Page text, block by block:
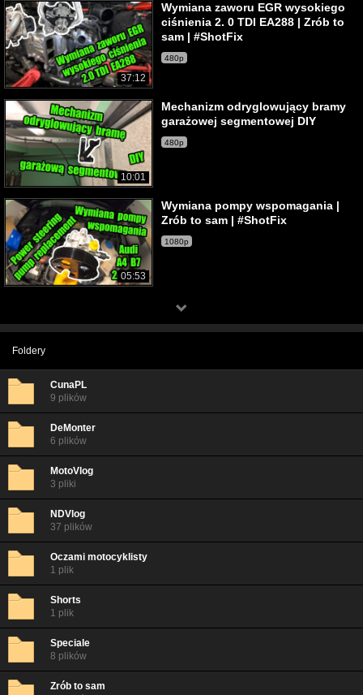
37:12
Wymiana zaworu EGR wysokiego
ciśnienia 2. 0 TDI EA288 | Zrób to
sam | #ShotFix
480p
10:01
Mechanizm odryglowujący bramy
garażowej segmentowej DIY
480p
05:53
Wymiana pompy wspomagania |
Zrób to sam | #ShotFix
1080p
Foldery
CunaPL
9 plików
DeMonter
6 plików
MotoVlog
3 pliki
NDVlog
37 plików
Oczami motocyklisty
1 plik
Shorts
1 plik
Speciale
8 plików
Zrób to sam